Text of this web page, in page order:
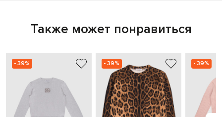
Также может понравиться
- 39% - 39% - 39%